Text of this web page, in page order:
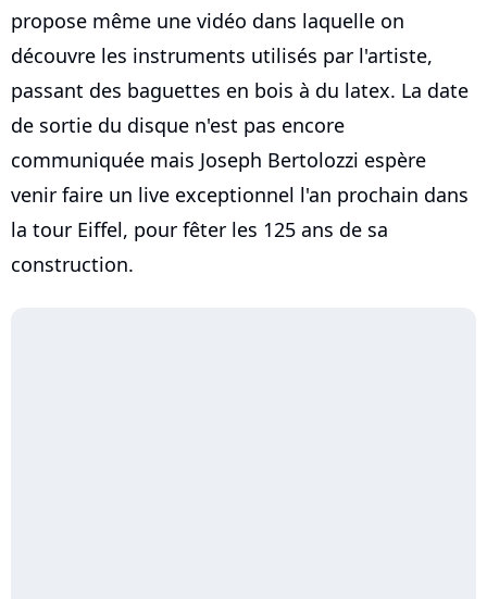
propose même une vidéo dans laquelle on
découvre les instruments utilisés par l'artiste,
passant des baguettes en bois à du latex. La date
de sortie du disque n'est pas encore
communiquée mais Joseph Bertolozzi espère
venir faire un live exceptionnel l'an prochain dans
la tour Eiffel, pour fêter les 125 ans de sa
construction.